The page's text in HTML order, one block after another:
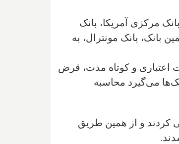
مرکزی آمریکا، بانک
بانک مونترال، به
اعتباری و کوتاه مدت، قرض
می‌گیرد محاسبه
را به‌روز رسانی کردند و از همین طریق